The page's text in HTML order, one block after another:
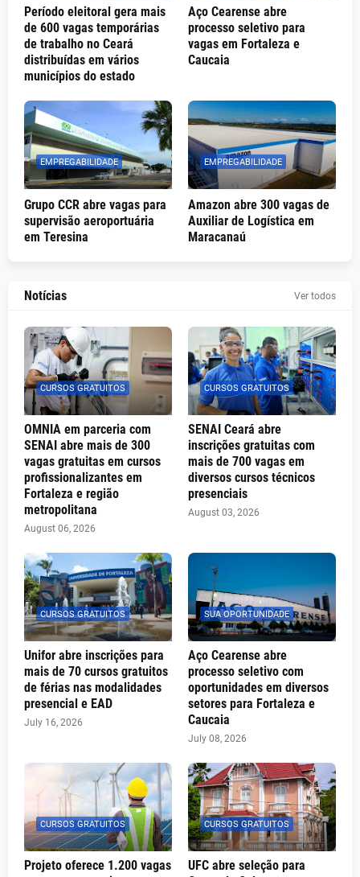
Período eleitoral gera mais
de 600 vagas temporárias
de trabalho no Ceará
distribuídas em vários
municípios do estado
Aço Cearense abre
processo seletivo para
vagas em Fortaleza e
Caucaia
EMPREGABILIDADE
Grupo CCR abre vagas para
supervisão aeroportuária
em Teresina
EMPREGABILIDADE
Amazon abre 300 vagas de
Auxiliar de Logística em
Maracanaú
Notícias Ver todos
CURSOS GRATUITOS
OMNIA em parceria com
SENAI abre mais de 300
vagas gratuitas em cursos
profissionalizantes em
Fortaleza e região
metropolitana
August 06, 2026
CURSOS GRATUITOS
SENAI Ceará abre
inscrições gratuitas com
mais de 700 vagas em
diversos cursos técnicos
presenciais
August 03, 2026
CURSOS GRATUITOS
Unifor abre inscrições para
mais de 70 cursos gratuitos
de férias nas modalidades
presencial e EAD
July 16, 2026
SUA OPORTUNIDADE
Aço Cearense abre
processo seletivo com
oportunidades em diversos
setores para Fortaleza e
Caucaia
July 08, 2026
CURSOS GRATUITOS
Projeto oferece 1.200 vagas
CURSOS GRATUITOS
UFC abre seleção para